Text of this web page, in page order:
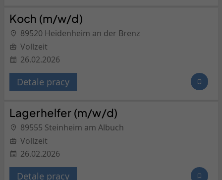
Koch (m/w/d)
89520 Heidenheim an der Brenz
Vollzeit
26.02.2026
Detale pracy
Lagerhelfer (m/w/d)
89555 Steinheim am Albuch
Vollzeit
26.02.2026
Detale pracy